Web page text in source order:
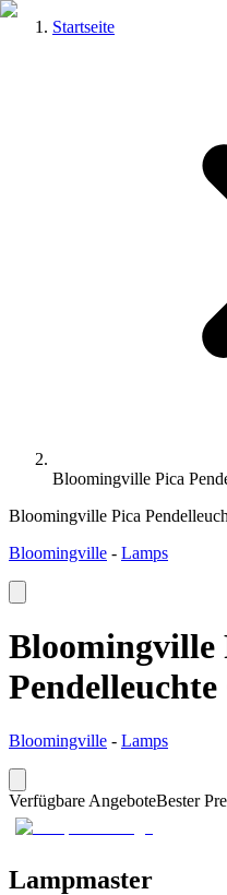
Startseite
Bloomingville Pica
Bloomingville Pica
Bloomingville - Lamps
Bloomingville
Bloomingville - Lamps
Verfügbare AngeboteBester
Lampmaster